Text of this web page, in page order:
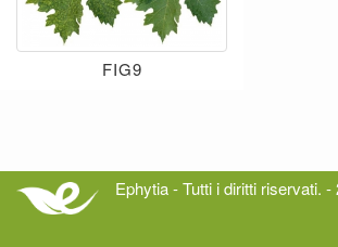
FIG9
Ephytia - Tutti i diritti riservati. -